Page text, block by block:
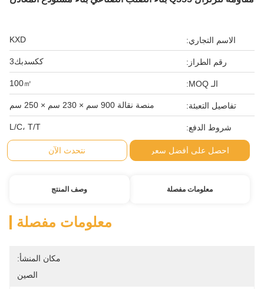
الاسم التجاري: KXD
رقم الطراز: ككسدبك3
الـ MOQ: 100㎡
تفاصيل التعبئة: منصة نقالة 900 سم × 230 سم × 250 سم
شروط الدفع: L/C، T/T
احصل على أفضل سعر نتحدث الآن
معلومات مفصلة وصف المنتج
معلومات مفصلة
مكان المنشأ:
الصين